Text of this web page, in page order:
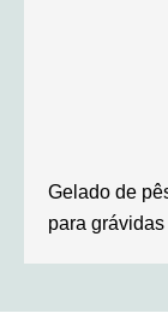
Gelado de
para grávidas